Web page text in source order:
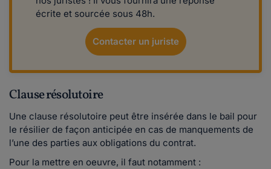
écrite et sourcée sous 48h.
Contacter un juriste
Clause résolutoire
Une clause résolutoire peut être insérée dans le bail pour
le résilier de façon anticipée en cas de manquements de
l’une des parties aux obligations du contrat.
Pour la mettre en oeuvre, il faut notamment :